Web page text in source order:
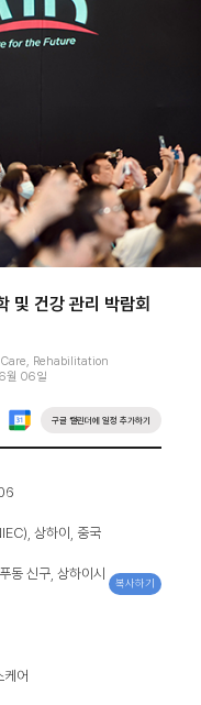
및 건강 관리 박람회
Rehabilitation
월 06일
구글 캘린더에 일정 추가하기
상하이, 중국
동 신구, 상하이시
복사하기
케어